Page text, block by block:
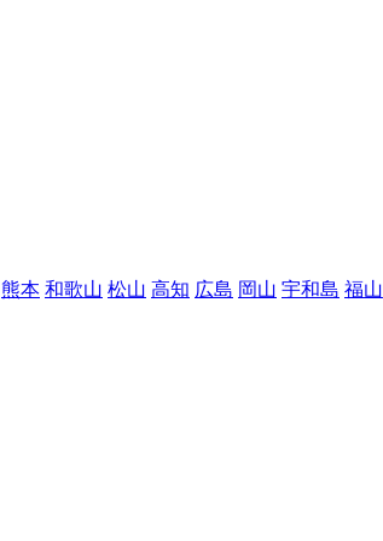
熊本 和歌山 松山 高知 広島 岡山 宇和島 福山